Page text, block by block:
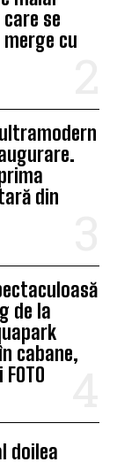
se
cu
ultramodern
din
de la
cabane,
doilea